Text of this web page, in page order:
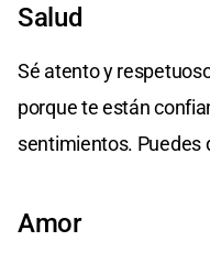
Salud
Sé atento y
porque te están
sentimientos. Puedes
Amor